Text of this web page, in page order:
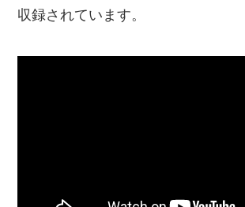
収録されています。